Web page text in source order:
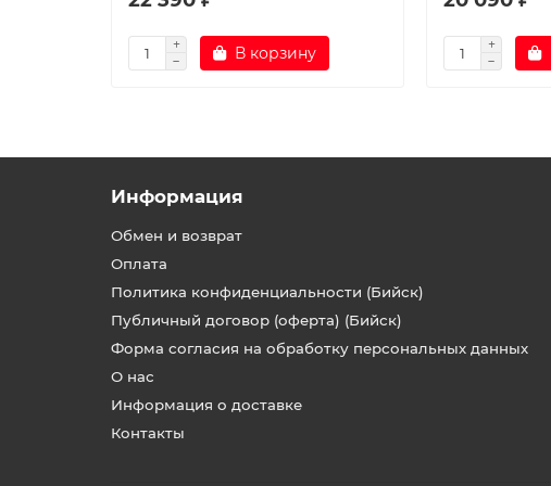
В корзину
Информация
Обмен и возврат
Оплата
Политика конфиденциальности (Бийск)
Публичный договор (оферта) (Бийск)
Форма согласия на обработку персональных данных
О нас
Информация о доставке
Контакты